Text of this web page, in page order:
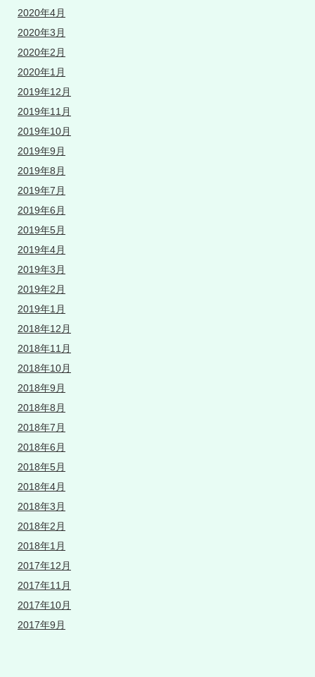
2020年4月
2020年3月
2020年2月
2020年1月
2019年12月
2019年11月
2019年10月
2019年9月
2019年8月
2019年7月
2019年6月
2019年5月
2019年4月
2019年3月
2019年2月
2019年1月
2018年12月
2018年11月
2018年10月
2018年9月
2018年8月
2018年7月
2018年6月
2018年5月
2018年4月
2018年3月
2018年2月
2018年1月
2017年12月
2017年11月
2017年10月
2017年9月